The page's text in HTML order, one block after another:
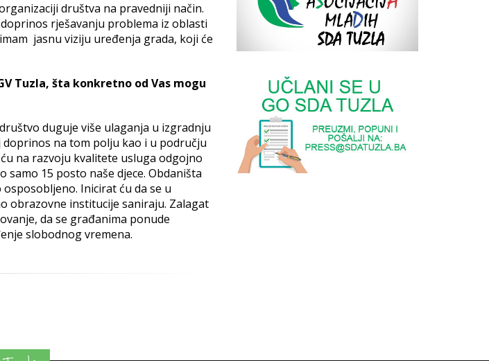
društva na pravedniji način.
rješavanju problema iz oblasti
jasnu viziju uređenja grada, koji će
Tuzla, šta konkretno od Vas mogu
duguje više ulaganja u izgradnju
doprinos na tom polju kao i u području
na razvoju kvalitete usluga odgojno
15 posto naše djece. Obdaništa
Inicirat ću da se u
obrazovne institucije saniraju. Zalagat
da se građanima ponude
slobodnog vremena.